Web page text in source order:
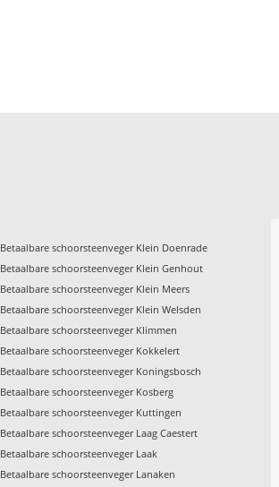
Betaalbare schoorsteenveger Klein Doenrade
Betaalbare schoorsteenveger Klein Genhout
Betaalbare schoorsteenveger Klein Meers
Betaalbare schoorsteenveger Klein Welsden
Betaalbare schoorsteenveger Klimmen
Betaalbare schoorsteenveger Kokkelert
Betaalbare schoorsteenveger Koningsbosch
Betaalbare schoorsteenveger Kosberg
Betaalbare schoorsteenveger Kuttingen
Betaalbare schoorsteenveger Laag Caestert
Betaalbare schoorsteenveger Laak
Betaalbare schoorsteenveger Lanaken